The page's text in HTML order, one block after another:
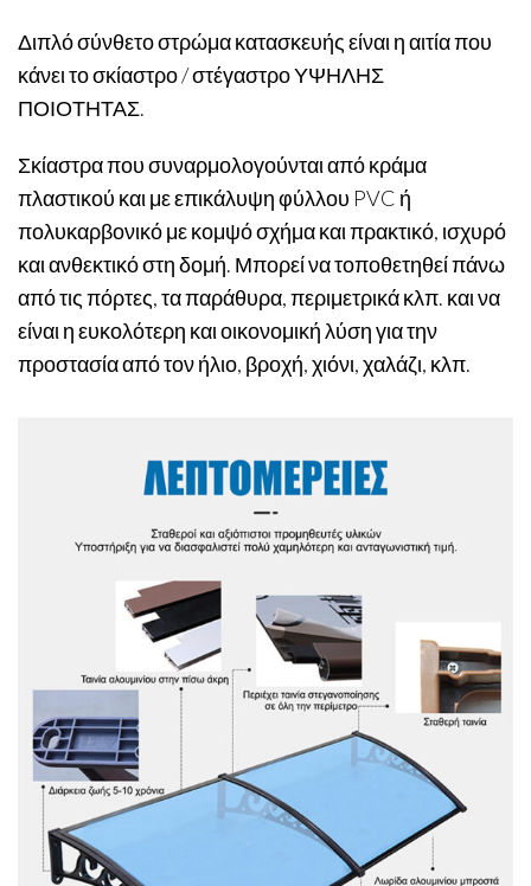
Διπλό σύνθετο στρώμα κατασκευής είναι η αιτία που
κάνει το σκίαστρο / στέγαστρο ΥΨΗΛΗΣ
ΠΟΙΟΤΗΤΑΣ.
Σκίαστρα που συναρμολογούνται από κράμα
πλαστικού και με επικάλυψη φύλλου PVC ή
πολυκαρβονικό με κομψό σχήμα και πρακτικό, ισχυρό
και ανθεκτικό στη δομή. Μπορεί να τοποθετηθεί πάνω
από τις πόρτες, τα παράθυρα, περιμετρικά κλπ. και να
είναι η ευκολότερη και οικονομική λύση για την
προστασία από τον ήλιο, βροχή, χιόνι, χαλάζι, κλπ.